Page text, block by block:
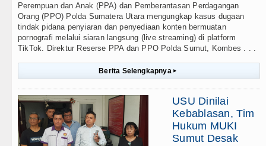
Perempuan dan Anak (PPA) dan Pemberantasan Perdagangan
Orang (PPO) Polda Sumatera Utara mengungkap kasus dugaan
tindak pidana penyiaran dan penyediaan konten bermuatan
pornografi melalui siaran langsung (live streaming) di platform
TikTok. Direktur Reserse PPA dan PPO Polda Sumut, Kombes . . .
Berita Selengkapnya ▸
USU Dinilai
Kebablasan, Tim
Hukum MUKI
Sumut Desak